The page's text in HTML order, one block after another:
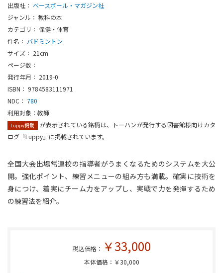
出版社： ベースボール・マガジン社
ジャンル： 教科の本
カテゴリ： 保健・体育
件名： バドミントン
サイズ： 21cm
ページ数：
発行年月： 2019-0
ISBN： 9784583111971
NDC： 780
利用対象：教師
Luppy掲載
が表示されている銘柄は、トーハンが発行する図書館様向けカタ
ログ『Luppy』に掲載されています。
税込価格： ￥33,000
本体価格：￥30,000
全国大会出場常連校の指導者がうまくなるためのシステムを大公
開。強化ポイント、練習メニューの組み方も満載。確実に技術を
身につけ、着実にチーム力をアップし、実戦で力を発揮するため
の練習法を紹介。